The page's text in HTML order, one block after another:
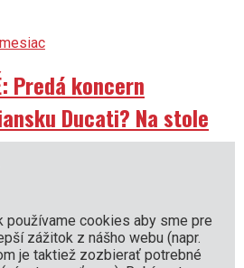
Predá koncern
Ducati? Na stole
PCX 125 DX vs.
používame cookies aby sme pre
zážitok z nášho webu (napr.
je taktiež zozbierať potrebné